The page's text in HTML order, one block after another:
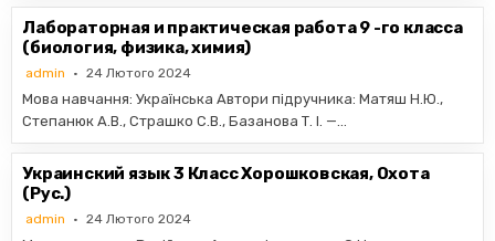
Лабораторная и практическая работа 9 -го класса
(биология, физика, химия)
admin 24 Лютого 2024
Мова навчання: Українська Автори підручника: Матяш Н.Ю.,
Степанюк А.В., Страшко С.В., Базанова Т. І. —…
Украинский язык 3 Класс Хорошковская, Охота
(Рус.)
admin 24 Лютого 2024